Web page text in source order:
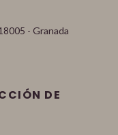
- Granada
DE